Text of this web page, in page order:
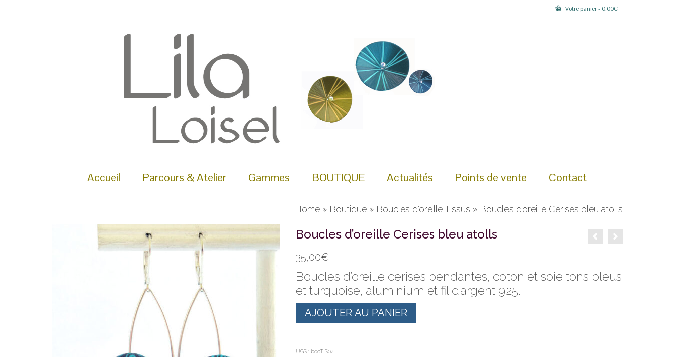
Votre panier- 0,00€
Accueil Parcours & Atelier Gammes BOUTIQUE Actualités Points de vente Contact
Home » Boutique » Boucles d'oreille Tissus » Boucles d’oreille Cerises bleu atolls
Boucles d’oreille Cerises bleu atolls
35,00€
Boucles d’oreille cerises pendantes, coton et soie tons bleus
et turquoise, aluminium et fil d’argent 925.
de
Boucles
bleu
AJOUTER AU PANIER
UGS : bocTIS04